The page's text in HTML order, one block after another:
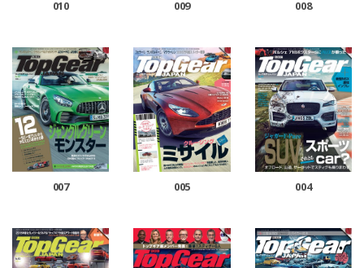
010 009 008
007 005 004